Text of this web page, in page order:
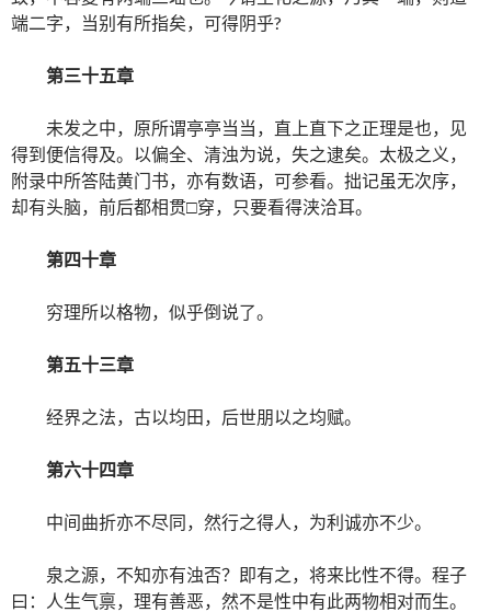
端二字，当别有所指矣，可得阴乎?
第三十五章
未发之中，原所谓亭亭当当，直上直下之正理是也，见
得到便信得及。以偏全、清浊为说，失之逮矣。太极之义，
附录中所答陆黄门书，亦有数语，可参看。拙记虽无次序，
却有头脑，前后都相贯□穿，只要看得浃洽耳。
第四十章
穷理所以格物，似乎倒说了。
第五十三章
经界之法，古以均田，后世朋以之均赋。
第六十四章
中间曲折亦不尽同，然行之得人，为利诚亦不少。
泉之源，不知亦有浊否？即有之，将来比性不得。程子
曰：人生气禀，理有善恶，然不是性中有此两物相对而生。